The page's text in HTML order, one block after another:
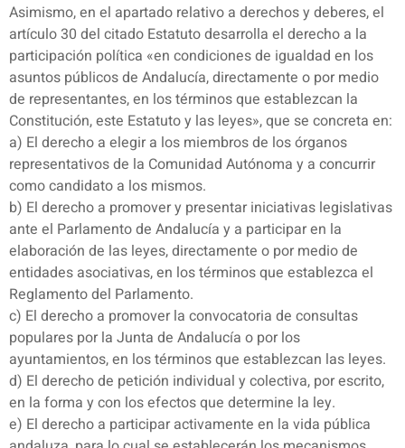
Asimismo, en el apartado relativo a derechos y deberes, el
artículo 30 del citado Estatuto desarrolla el derecho a la
participación política «en condiciones de igualdad en los
asuntos públicos de Andalucía, directamente o por medio
de representantes, en los términos que establezcan la
Constitución, este Estatuto y las leyes», que se concreta en:
a) El derecho a elegir a los miembros de los órganos
representativos de la Comunidad Autónoma y a concurrir
como candidato a los mismos.
b) El derecho a promover y presentar iniciativas legislativas
ante el Parlamento de Andalucía y a participar en la
elaboración de las leyes, directamente o por medio de
entidades asociativas, en los términos que establezca el
Reglamento del Parlamento.
c) El derecho a promover la convocatoria de consultas
populares por la Junta de Andalucía o por los
ayuntamientos, en los términos que establezcan las leyes.
d) El derecho de petición individual y colectiva, por escrito,
en la forma y con los efectos que determine la ley.
e) El derecho a participar activamente en la vida pública